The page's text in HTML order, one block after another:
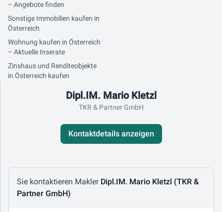
– Angebote finden
Sonstige Immobilien kaufen in
Österreich
Wohnung kaufen in Österreich
– Aktuelle Inserate
Zinshaus und Renditeobjekte
in Österreich kaufen
Dipl.IM. Mario Kletzl
TKR & Partner GmbH
Kontaktdetails anzeigen
Nachricht schreiben
Sie kontaktieren Makler Dipl.IM. Mario Kletzl (TKR &
Partner GmbH)